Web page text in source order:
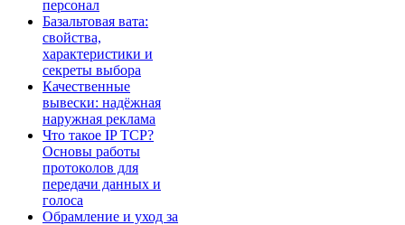
персонал
Базальтовая вата:
свойства,
характеристики и
секреты выбора
Качественные
вывески: надёжная
наружная реклама
Что такое IP TCP?
Основы работы
протоколов для
передачи данных и
голоса
Обрамление и уход за